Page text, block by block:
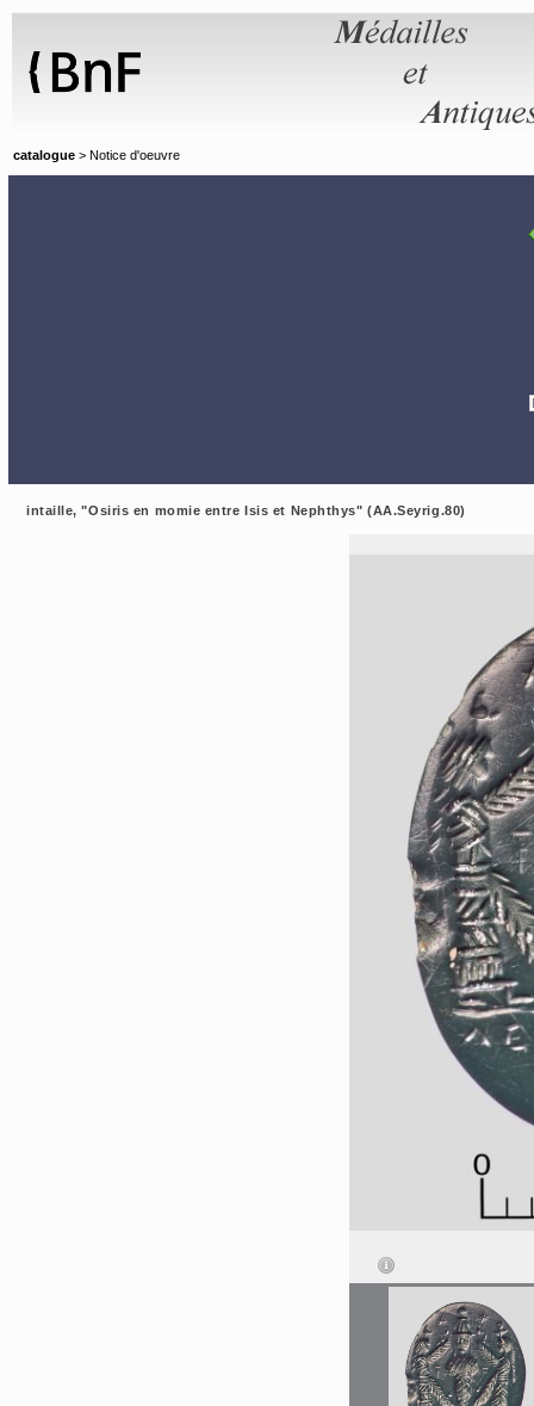
catalogue > Notice d'oeuvre
intaille, "Osiris en momie entre Isis et Nephthys" (AA.Seyrig.80)